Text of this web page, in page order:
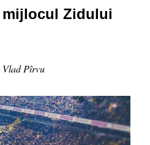
mijlocul Zidului
Vlad Pîrvu